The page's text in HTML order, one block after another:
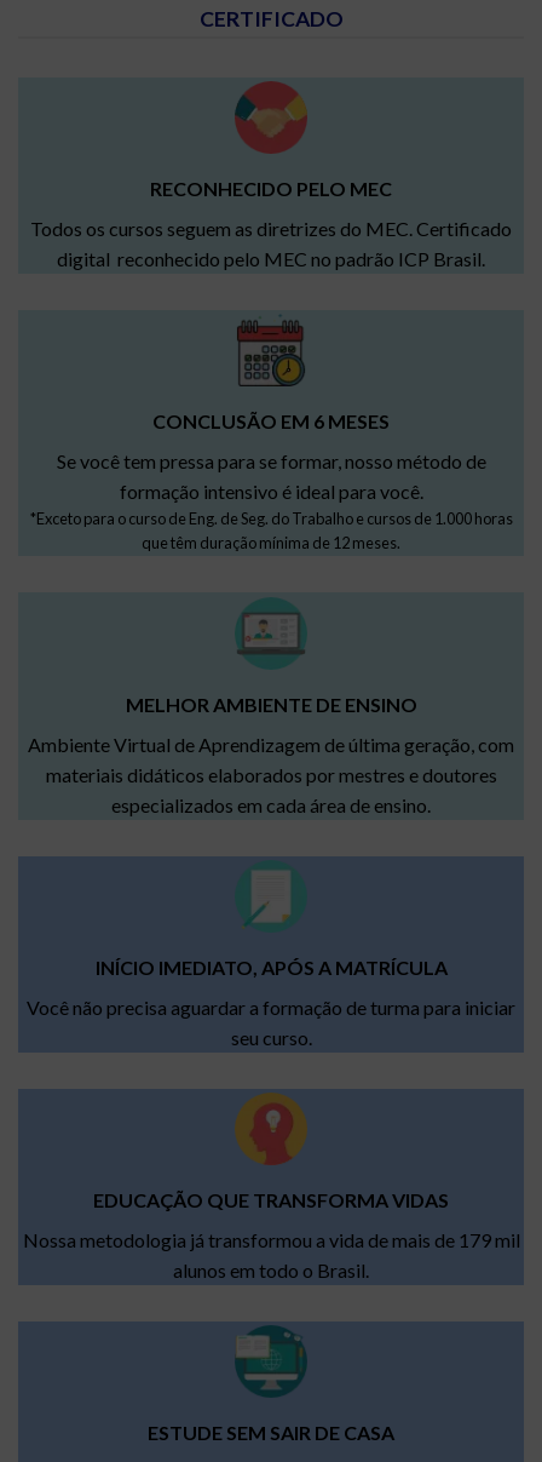
CERTIFICADO
RECONHECIDO PELO MEC
Todos os cursos seguem as diretrizes do MEC. Certificado
digital reconhecido pelo MEC no padrão ICP Brasil.
CONCLUSÃO EM 6 MESES
Se você tem pressa para se formar, nosso método de
formação intensivo é ideal para você.
*Exceto para o curso de Eng. de Seg. do Trabalho e cursos de 1.000 horas
que têm duração mínima de 12 meses.
MELHOR AMBIENTE DE ENSINO
Ambiente Virtual de Aprendizagem de última geração, com
materiais didáticos elaborados por mestres e doutores
especializados em cada área de ensino.
INÍCIO IMEDIATO, APÓS A MATRÍCULA
Você não precisa aguardar a formação de turma para iniciar
seu curso.
EDUCAÇÃO QUE TRANSFORMA VIDAS
Nossa metodologia já transformou a vida de mais de 179 mil
alunos em todo o Brasil.
ESTUDE SEM SAIR DE CASA